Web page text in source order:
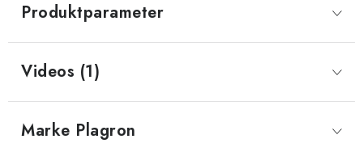
Produktparameter
Videos (1)
Marke Plagron